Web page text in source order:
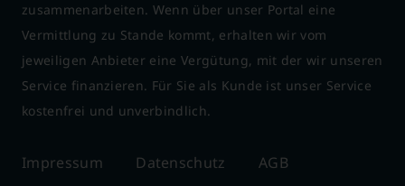
zusammenarbeiten. Wenn über unser Portal eine
Vermittlung zu Stande kommt, erhalten wir vom
jeweiligen Anbieter eine Vergütung, mit der wir unseren
Service finanzieren. Für Sie als Kunde ist unser Service
kostenfrei und unverbindlich.
Impressum Datenschutz AGB